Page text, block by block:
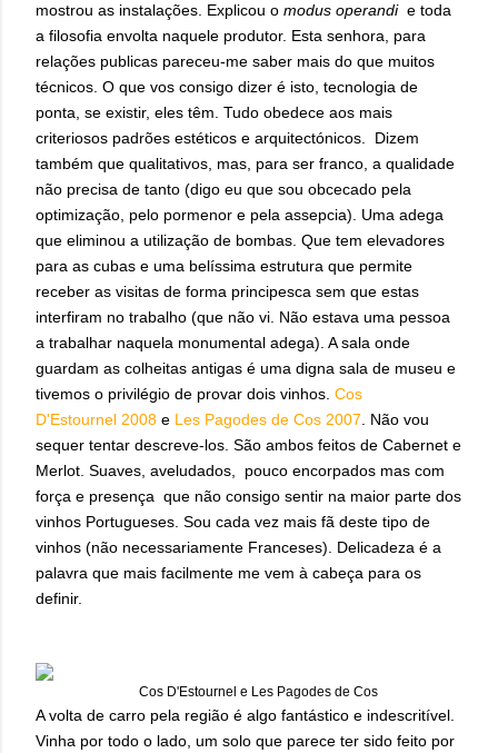
mostrou as instalações. Explicou o modus operandie toda
a filosofia envolta naquele produtor. Esta senhora, para
relações publicas pareceu-me saber mais do que muitos
técnicos. O que vos consigo dizer é isto, tecnologia de
ponta, se existir, eles têm. Tudo obedece aos mais
criteriosos padrões estéticos e arquitectónicos. Dizem
também que qualitativos, mas, para ser franco, a qualidade
não precisa de tanto (digo eu que sou obcecado pela
optimização, pelo pormenor e pela assepcia). Uma adega
que eliminou a utilização de bombas. Que tem elevadores
para as cubas e uma belíssima estrutura que permite
receber as visitas de forma principesca sem que estas
interfiram no trabalho (que não vi. Não estava uma pessoa
a trabalhar naquela monumental adega). A sala onde
guardam as colheitas antigas é uma digna sala de museu e
tivemos o privilégio de provar dois vinhos. Cos
D'Estournel 2008 e Les Pagodes de Cos 2007 . Não vou
sequer tentar descreve-los. São ambos feitos de Cabernet e
Merlot. Suaves, aveludados, pouco encorpados mas com
força e presença que não consigo sentir na maior parte dos
vinhos Portugueses. Sou cada vez mais fã deste tipo de
vinhos (não necessariamente Franceses). Delicadeza é a
palavra que mais facilmente me vem à cabeça para os
definir.
Cos D'Estournel e Les Pagodes de Cos
A volta de carro pela região é algo fantástico e indescritível.
Vinha por todo o lado, um solo que parece ter sido feito por